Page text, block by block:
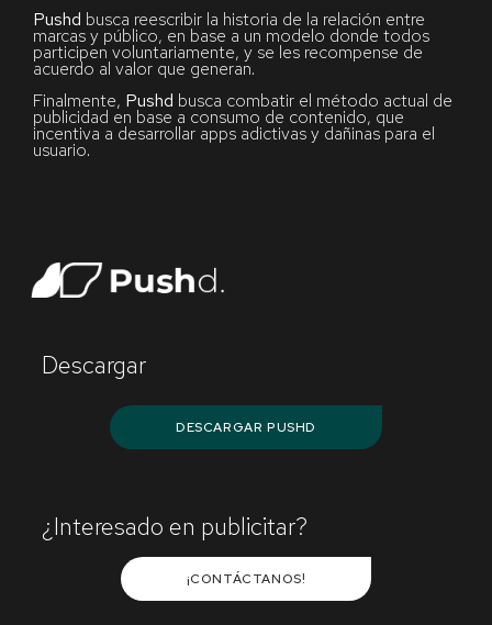
Pushd busca reescribir la historia de la relación entre
marcas y público, en base a un modelo donde todos
participen voluntariamente, y se les recompense de
acuerdo al valor que generan.
Finalmente, Pushd busca combatir el método actual de
publicidad en base a consumo de contenido, que
incentiva a desarrollar apps adictivas y dañinas para el
usuario.
Descargar
DESCARGAR PUSHD
¿Interesado en publicitar?
¡CONTÁCTANOS!